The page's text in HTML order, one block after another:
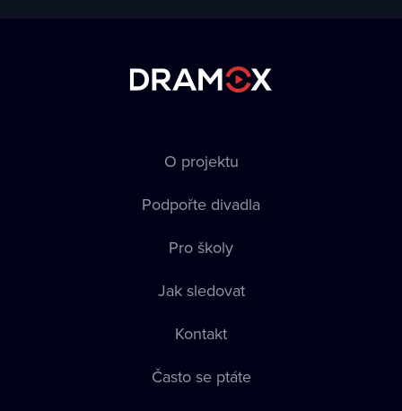
O projektu
Podpořte divadla
Pro školy
Jak sledovat
Kontakt
Často se ptáte